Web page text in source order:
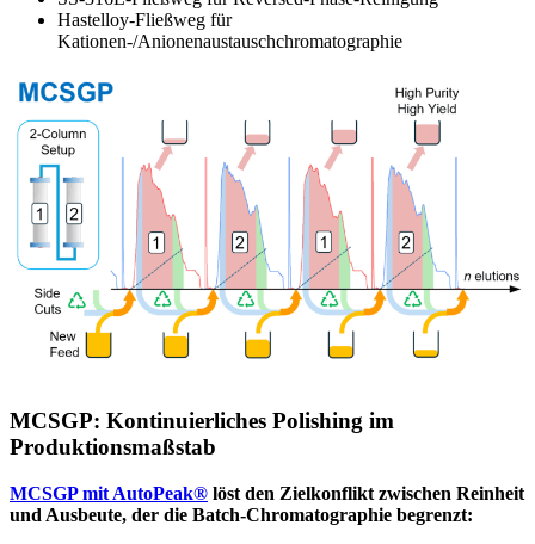
Hastelloy-Fließweg für
Kationen-/Anionenaustauschchromatographie
MCSGP: Kontinuierliches Polishing im
Produktionsmaßstab
MCSGP mit AutoPeak® löst den Zielkonflikt zwischen Reinheit
und Ausbeute, der die Batch-Chromatographie begrenzt: